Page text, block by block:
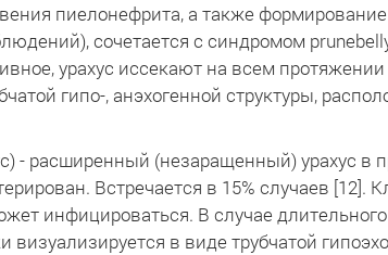
пиелонефрита, а также
сочетается с синдромом
урахус иссекают на всем
гипо-, анэхогенной структуры,
- расширенный (незаращенный) урахус в
Встречается в 15% случаев [12].
инфицироваться. В случае
в виде трубчатой